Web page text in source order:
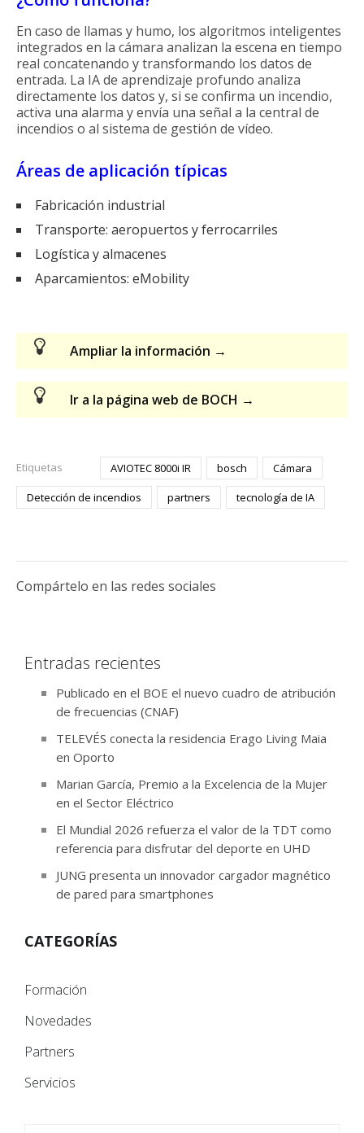
En caso de llamas y humo, los algoritmos inteligentes
integrados en la cámara analizan la escena en tiempo
real concatenando y transformando los datos de
entrada. La IA de aprendizaje profundo analiza
directamente los datos y, si se confirma un incendio,
activa una alarma y envía una señal a la central de
incendios o al sistema de gestión de vídeo.
Áreas de aplicación típicas
Fabricación industrial
Transporte: aeropuertos y ferrocarriles
Logística y almacenes
Aparcamientos: eMobility
Ampliar la información →
Ir a la página web de BOCH →
Etiquetas AVIOTEC 8000i IR bosch
Cámara
Detección de incendios
partners tecnología de IA
Compártelo en las redes sociales
Entradas recientes
Publicado en el BOE el nuevo cuadro de atribución
de frecuencias (CNAF)
TELEVÉS conecta la residencia Erago Living Maia
en Oporto
Marian García, Premio a la Excelencia de la Mujer
en el Sector Eléctrico
El Mundial 2026 refuerza el valor de la TDT como
referencia para disfrutar del deporte en UHD
JUNG presenta un innovador cargador magnético
de pared para smartphones
CATEGORÍAS
Formación
Novedades
Partners
Servicios